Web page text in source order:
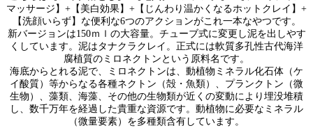
マッサージ】+【美白効果】+【じんわり温かくなるホットクレイ】+
【洗顔いらず】な便利な6つのアクションがこれ一本なやつです。
新バージョンは150ｍｌの大容量。チューブ式に変更し泥を出しやす
くしています。泥はタナクラクレイ。正式には軟質多孔性古代海洋
腐植質のミロネクトンという原料名です。
海底からとれる泥で、ミロネクトンは、動植物ミネラル化石体（ケ
イ酸質）等からなる各種ネクトン（殻・魚類）、プランクトン（微
生物）、藻類、海藻、その他の生物類が近くの変動により埋没堆積
し、数千万年を経過した貴重な資源です。動植物に必要なミネラル
（微量要素）を多種類含有しています。